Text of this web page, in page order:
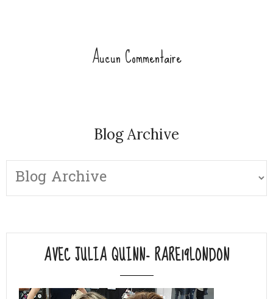
Aucun Commentaire
Blog Archive
AVEC JULIA QUINN- RARE19LONDON